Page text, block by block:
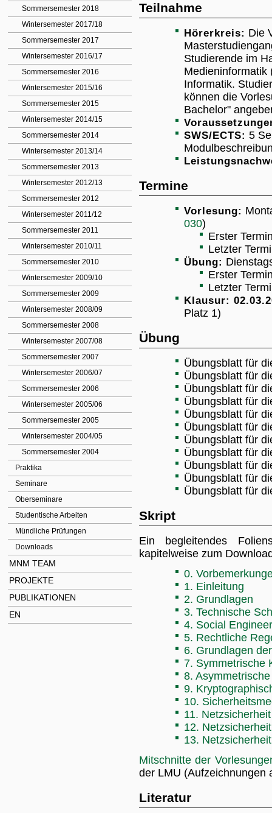
Sommersemester 2018
Wintersemester 2017/18
Sommersemester 2017
Wintersemester 2016/17
Sommersemester 2016
Wintersemester 2015/16
Sommersemester 2015
Wintersemester 2014/15
Sommersemester 2014
Wintersemester 2013/14
Sommersemester 2013
Wintersemester 2012/13
Sommersemester 2012
Wintersemester 2011/12
Sommersemester 2011
Wintersemester 2010/11
Sommersemester 2010
Wintersemester 2009/10
Sommersemester 2009
Wintersemester 2008/09
Sommersemester 2008
Wintersemester 2007/08
Sommersemester 2007
Wintersemester 2006/07
Sommersemester 2006
Wintersemester 2005/06
Sommersemester 2005
Wintersemester 2004/05
Sommersemester 2004
Praktika
Seminare
Oberseminare
Studentische Arbeiten
Mündliche Prüfungen
Downloads
MNM TEAM
PROJEKTE
PUBLIKATIONEN
EN
Teilnahme
Hörerkreis: Die
Studierende im
Medieninformatik
Informatik.
können die
Bachelor"
SWS/ECTS: 5
Termine
Vorlesung:
030)
Erster
Letzter
Übung:
Erster
Letzter
Klausur:
Platz 1)
Übung
Übungsblatt für
Übungsblatt für
Übungsblatt für
Übungsblatt für
Übungsblatt für
Übungsblatt für
Übungsblatt für
Übungsblatt für
Übungsblatt für
Übungsblatt für
Übungsblatt für
Skript
Ein begleitendes
kapitelweise zum
0.
1. Einleitung
2. Grundlagen
3. Technische
4. Social
5. Rechtliche
6. Grundlagen
7. Symmetrische
8.
9.
10.
11.
12.
13.
Mitschnitte der
der LMU (Aufzeichnungen
Literatur